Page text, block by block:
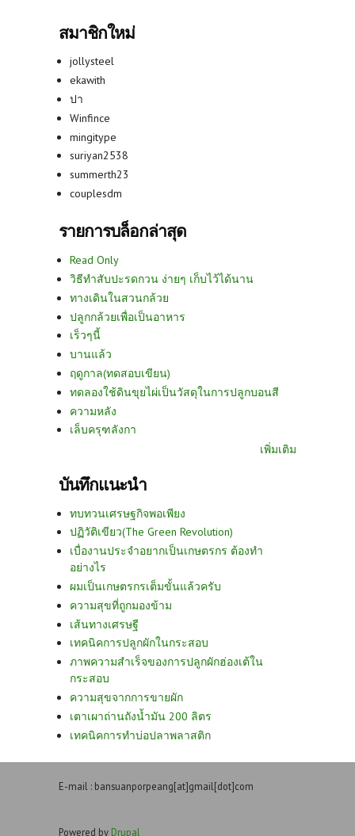
สมาชิกใหม่
jollysteel
ekawith
ปา
Winfince
mingitype
suriyan2538
summerth23
couplesdm
รายการบล็อกล่าสุด
Read Only
วิธีทำสับปะรดกวน ง่ายๆ เก็บไว้ได้นาน
ทางเดินในสวนกล้วย
ปลูกกล้วยเพื่อเป็นอาหาร
เร็วๆนี้
บานแล้ว
ฤดูกาล(ทดสอบเขียน)
ทดลองใช้ดินขุยไผ่เป็นวัสดุในการปลูกบอนสี
ความหลัง
เล็บครุฑลังกา
เพิ่มเติม
บันทึกแนะนำ
ทบทวนเศรษฐกิจพอเพียง
ปฏิวัติเขียว(The Green Revolution)
เบื่องานประจำอยากเป็นเกษตรกร ต้องทำ
อย่างไร
ผมเป็นเกษตรกรเต็มขั้นแล้วครับ
ความสุขที่ถูกมองข้าม
เส้นทางเศรษฐี
เทคนิคการปลูกผักในกระสอบ
ภาพความสำเร็จของการปลูกผักฮ่องเต้ใน
กระสอบ
ความสุขจากการขายผัก
เตาเผาถ่านถังน้ำมัน 200 ลิตร
เทคนิคการทำบ่อปลาพลาสติก
E-mail : bansuanporpeang[at]gmail[dot]com
Powered by Drupal